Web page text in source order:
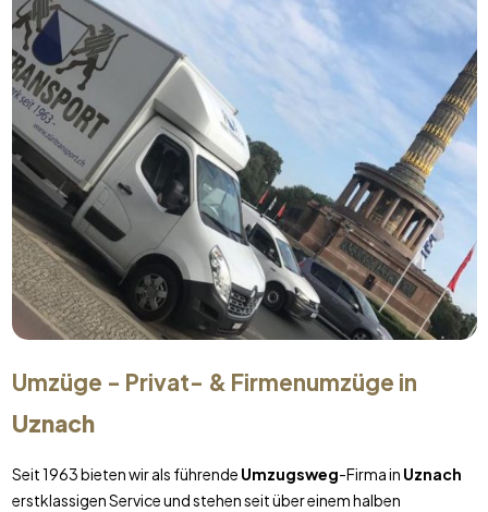
Umzüge - Privat- & Firmenumzüge in
Uznach
Seit 1963 bieten wir als führende Umzugsweg-Firma in Uznach
erstklassigen Service und stehen seit über einem halben